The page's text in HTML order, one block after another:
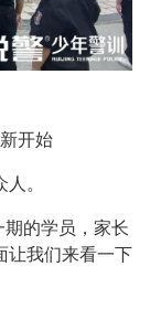
开始
。
的学员，家长
让我们来看一下